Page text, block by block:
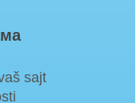
sajt